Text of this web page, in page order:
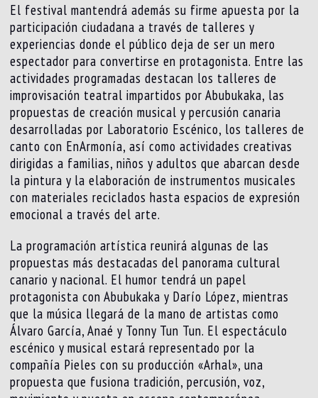
El festival mantendrá además su firme apuesta por la
participación ciudadana a través de talleres y
experiencias donde el público deja de ser un mero
espectador para convertirse en protagonista. Entre las
actividades programadas destacan los talleres de
improvisación teatral impartidos por Abubukaka, las
propuestas de creación musical y percusión canaria
desarrolladas por Laboratorio Escénico, los talleres de
canto con EnArmonía, así como actividades creativas
dirigidas a familias, niños y adultos que abarcan desde
la pintura y la elaboración de instrumentos musicales
con materiales reciclados hasta espacios de expresión
emocional a través del arte.
La programación artística reunirá algunas de las
propuestas más destacadas del panorama cultural
canario y nacional. El humor tendrá un papel
protagonista con Abubukaka y Darío López, mientras
que la música llegará de la mano de artistas como
Álvaro García, Anaé y Tonny Tun Tun. El espectáculo
escénico y musical estará representado por la
compañía Pieles con su producción «Arhal», una
propuesta que fusiona tradición, percusión, voz,